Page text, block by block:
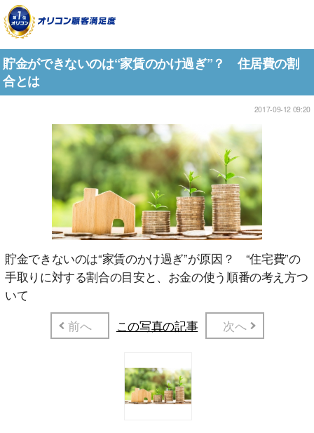
貯金ができないのは“家賃のかけ過ぎ”？ 住居費の割
合とは
2017-09-12 09:20
貯金できないのは“家賃のかけ過ぎ”が原因？ “住宅費”の
手取りに対する割合の目安と、お金の使う順番の考え方つ
いて
前へ
この写真の記事 次へ